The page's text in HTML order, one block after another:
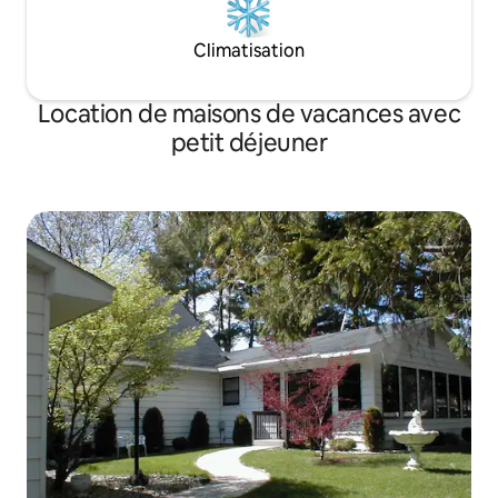
Climatisation
Location de maisons de vacances avec
petit déjeuner